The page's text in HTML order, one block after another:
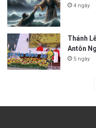
4 ngày
Thánh
Antôn
5 ngày